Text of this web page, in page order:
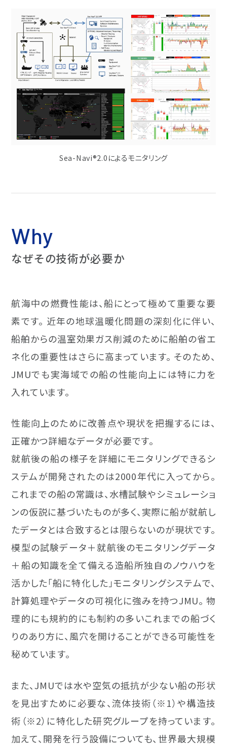
Sea-Navi®2.0によるモニタリング
Why
なぜその技術が必要か
航海中の燃費性能は、船にとって極めて重要な要
素です。 近年の地球温暖化問題の深刻化に伴い、
船舶からの温室効果ガス削減のために船舶の省エ
ネ化の重要性はさらに高まっています。 そのため、
JMUでも実海域での船の性能向上には特に力を
入れています。
性能向上のために改善点や現状を把握するには、
正確かつ詳細なデータが必要です。
就航後の船の様子を詳細にモニタリングできるシ
ステムが開発されたのは2000年代に入ってから。
これまでの船の常識は、水槽試験やシミュレーショ
ンの仮説に基づいたものが多く、実際に船が就航し
たデータとは合致するとは限らないのが現状です。
模型の試験データ＋就航後のモニタリングデータ
＋船の知識を全て備える造船所独自のノウハウを
活かした「船に特化した」モニタリングシステムで、
計算処理やデータの可視化に強みを持つJMU。 物
理的にも規約的にも制約の多いこれまでの船づく
りのあり方に、風穴を開けることができる可能性を
秘めています。
また、JMUでは水や空気の抵抗が少ない船の形状
を見出すために必要な、流体技術（※1）や構造技
術（※2）に特化した研究グループを持っています。
加えて、開発を行う設備についても、世界最大規模